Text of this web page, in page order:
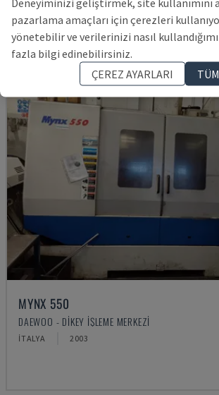
MYNX 550
DAEWOO - DIKEY İŞLEME MERKEZI
İTALYA 2003
pazarlama amaçları için çerezleri
yönetebilir ve verilerinizi nasıl
fazla bilgi edinebilirsiniz.
ÇEREZ AYARLARI